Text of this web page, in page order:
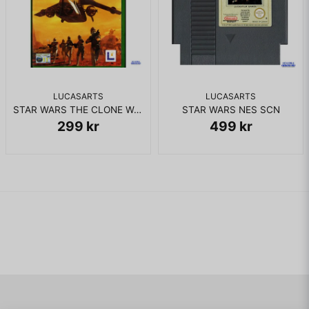
LUCASARTS
STAR WARS THE CLONE WARS XBOX
299 kr
LUCASARTS
STAR WARS NES SCN
499 kr